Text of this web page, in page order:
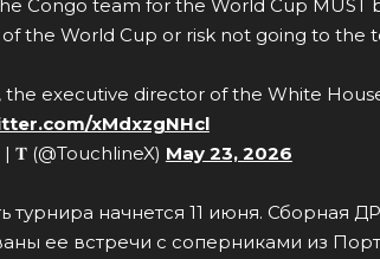
Congo team for the World Cup MUST
the World Cup or risk not going to the
the executive director of the White
xMdxzgNHcl
𝐓 (@TouchlineX) May 23, 2026
турнира начнется 11 июня. Сборная
ее встречи с соперниками из